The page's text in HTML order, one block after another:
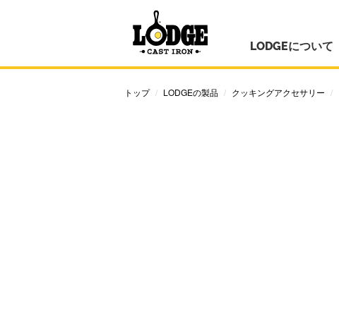
LODGEについて
トップ LODGEの製品 クッキングアクセサリー